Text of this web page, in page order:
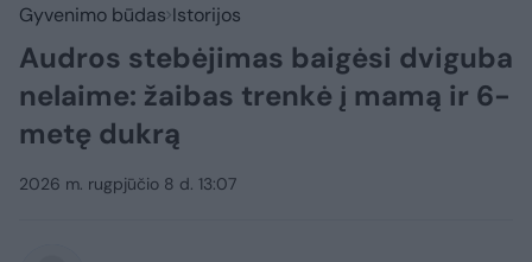
Gyvenimo būdas Istorijos
Audros stebėjimas baigėsi dviguba
nelaime: žaibas trenkė į mamą ir 6-
metę dukrą
2026 m. rugpjūčio 8 d. 13:07